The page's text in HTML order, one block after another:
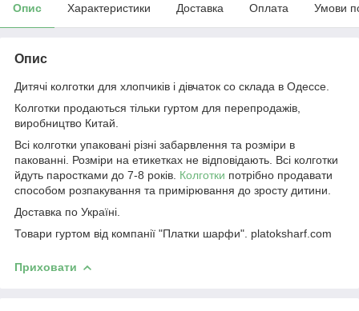
Опис Характеристики Доставка Оплата Умови
Опис
Дитячі колготки для хлопчиків і дівчаток со склада в Одессе.
Колготки продаються тільки гуртом для перепродажів,
виробництво Китай.
Всі колготки упаковані різні забарвлення та розміри в
пакованні. Розміри на етикетках не відповідають. Всі колготки
йдуть паростками до 7-8 років. Колготки потрібно продавати
способом розпакування та примірювання до зросту дитини.
Доставка по Україні.
Товари гуртом від компанії "Платки шарфи". platoksharf.com
Приховати